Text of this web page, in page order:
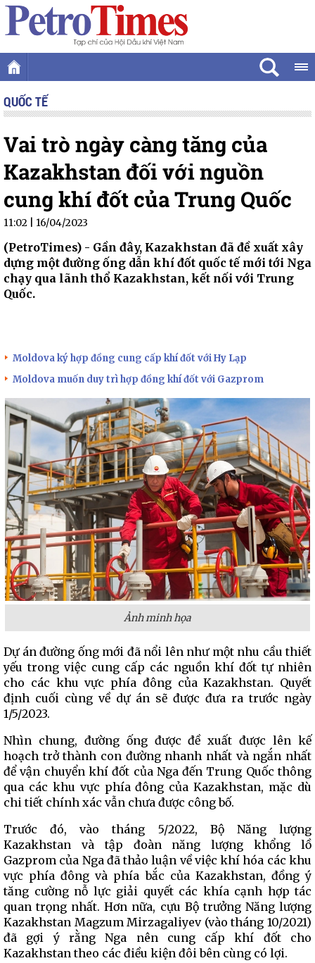
QUỐC TẾ
Vai trò ngày càng tăng của
Kazakhstan đối với nguồn
cung khí đốt của Trung Quốc
11:02 | 16/04/2023
(PetroTimes) - Gần đây, Kazakhstan đã đề xuất xây
dựng một đường ống dẫn khí đốt quốc tế mới tới Nga
chạy qua lãnh thổ Kazakhstan, kết nối với Trung
Quốc.
Moldova ký hợp đồng cung cấp khí đốt với Hy Lạp
Moldova muốn duy trì hợp đồng khí đốt với Gazprom
Ảnh minh họa
Dự án đường ống mới đã nổi lên như một nhu cầu thiết
yếu trong việc cung cấp các nguồn khí đốt tự nhiên
cho các khu vực phía đông của Kazakhstan. Quyết
định cuối cùng về dự án sẽ được đưa ra trước ngày
1/5/2023.
Nhìn chung, đường ống được đề xuất được lên kế
hoạch trở thành con đường nhanh nhất và ngắn nhất
để vận chuyển khí đốt của Nga đến Trung Quốc thông
qua các khu vực phía đông của Kazakhstan, mặc dù
chi tiết chính xác vẫn chưa được công bố.
Trước đó, vào tháng 5/2022, Bộ Năng lượng
Kazakhstan và tập đoàn năng lượng khổng lồ
Gazprom của Nga đã thảo luận về việc khí hóa các khu
vực phía đông và phía bắc của Kazakhstan, đồng ý
tăng cường nỗ lực giải quyết các khía cạnh hợp tác
quan trọng nhất. Hơn nữa, cựu Bộ trưởng Năng lượng
Kazakhstan Magzum Mirzagaliyev (vào tháng 10/2021)
đã gợi ý rằng Nga nên cung cấp khí đốt cho
Kazakhstan theo các điều kiện đôi bên cùng có lợi.